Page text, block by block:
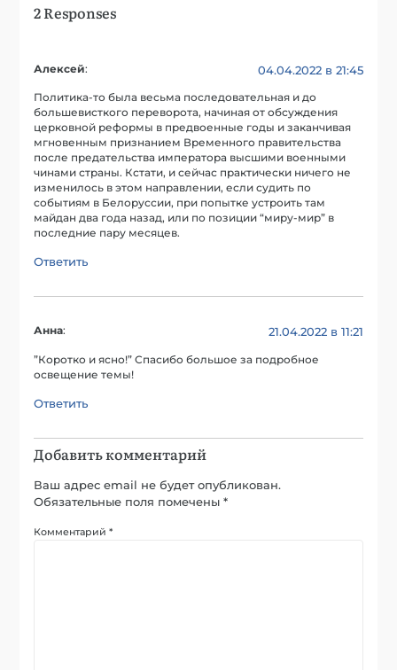
2 Responses
Алексей: 04.04.2022 в 21:45
Политика-то была весьма последовательная и до
большевисткого переворота, начиная от обсуждения
церковной реформы в предвоенные годы и заканчивая
мгновенным признанием Временного правительства
после предательства императора высшими военными
чинами страны. Кстати, и сейчас практически ничего не
изменилось в этом направлении, если судить по
событиям в Белоруссии, при попытке устроить там
майдан два года назад, или по позиции “миру-мир” в
последние пару месяцев.
Ответить
Анна: 21.04.2022 в 11:21
”Коротко и ясно!” Спасибо большое за подробное
освещение темы!
Ответить
Добавить комментарий
Ваш адрес email не будет опубликован.
Обязательные поля помечены*
Комментарий*